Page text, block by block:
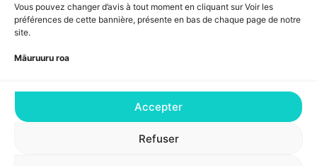
Vous pouvez changer d’avis à tout moment en cliquant sur Voir les
préférences de cette bannière, présente en bas de chaque page de notre
site.
Māuruuru roa
Accepter
Refuser
Consultez notre Déclaration relative aux